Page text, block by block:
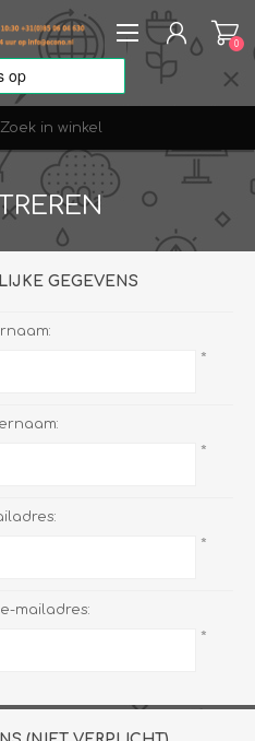
0
GEGEVENS
*
*
*
mailadres:
*